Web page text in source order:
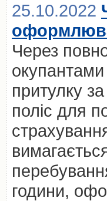
25.10.2022
Через
притулку
поліс для
години,